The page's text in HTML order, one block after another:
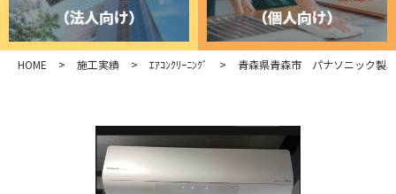
HOME > 施工実績 > ｴｱｺﾝｸﾘｰﾆﾝｸﾞ > 青森県青森市 パナソニック製